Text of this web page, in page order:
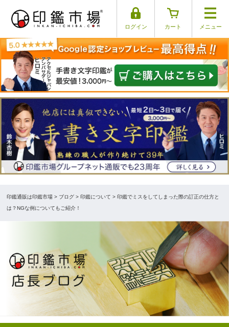
ログイン カート メニュー
印鑑通販は印鑑市場 > ブログ > 印鑑について > 印鑑でミスをしてしまった際の訂正の仕方と
は？NGな例についてもご紹介！